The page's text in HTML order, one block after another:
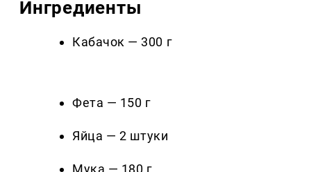
Ингредиенты
Кабачок — 300 г
Фета — 150 г
Яйца — 2 штуки
Мука — 180 г